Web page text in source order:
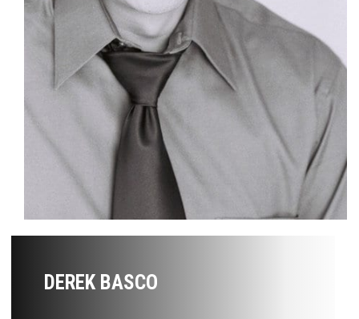
DEREK BASCO